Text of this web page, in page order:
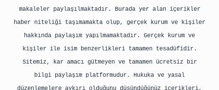
makaleler paylaşılmaktadır. Burada yer alan içerikler
haber niteliği taşımamakta olup, gerçek kurum ve kişiler
hakkında paylaşım yapılmamaktadır. Gerçek kurum ve
kişiler ile isim benzerlikleri tamamen tesadüfidir.
Sitemiz, kar amacı gütmeyen ve tamamen ücretsiz bir
bilgi paylaşım platformudur. Hukuka ve yasal
düzenlemelere aykırı olduğunu düşündüğünüz içerikleri,